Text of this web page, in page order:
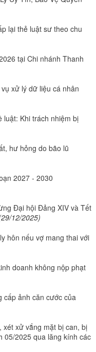
lại thẻ luật sư theo chu
tại Chi nhánh Thanh
xử lý dữ liệu cá nhân
luật: Khi trách nhiệm bị
hư hỏng do bão lũ
2027 - 2030
Đại hội Đảng XIV và Tết
12/2025)
hôn nếu vợ mang thai với
doanh không nộp phạt
cấp ảnh căn cước của
xét xử vắng mặt bị can, bị
05/2025 qua lăng kính các